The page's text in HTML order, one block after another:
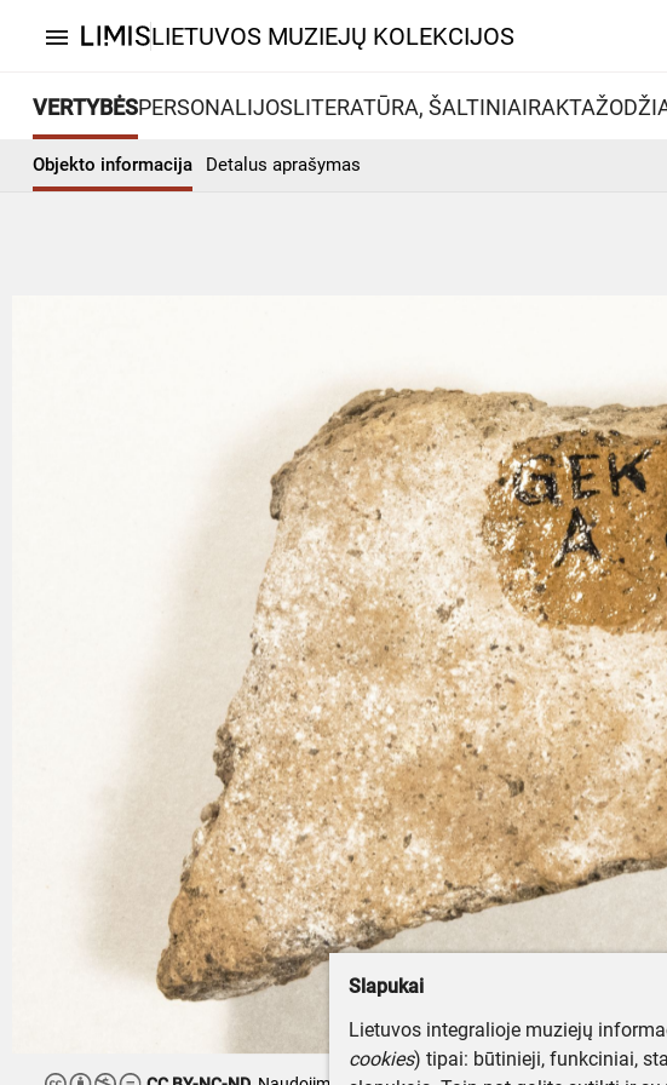
menu LIETUVOS MUZIEJŲ KOLEKCIJOS
VERTYBĖSPERSONALIJOSLITERATŪRA, ŠALTINIAI
Objekto informacija Detalus aprašymas
Slapukai
Lietuvos integralioje muziejų
cookies) tipai: būtinieji, funkciniai,